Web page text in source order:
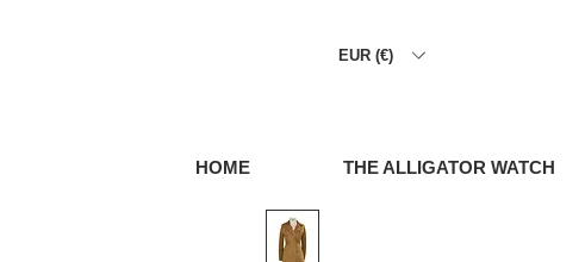
EUR (€)
HOME THE ALLIGATOR WATCH